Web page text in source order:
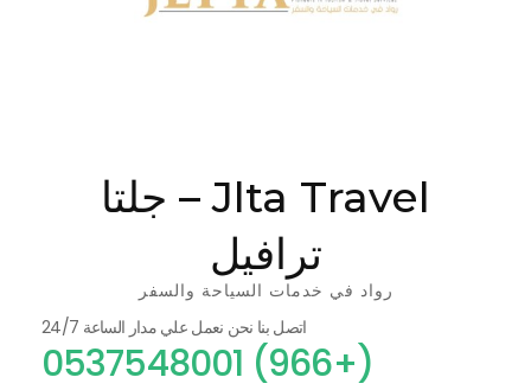
Jlta Travel – جلتا
ترافيل
رواد في خدمات السياحة والسفر
اتصل بنا نحن نعمل علي مدار الساعة 24/7
(+966) 0537548001